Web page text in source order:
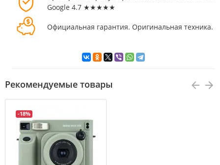
Google 4.7 ★★★★★
Официальная гарантия. Оригинальная техника.
Рекомендуемые товары
-18%